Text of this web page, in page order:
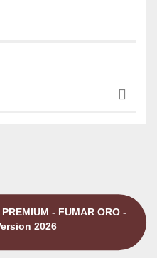
- FUMAR ORO -
2026